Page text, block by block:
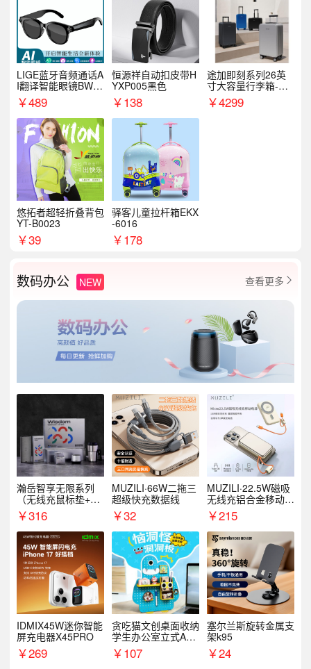
LIGE蓝牙音频通话A
I翻译智能眼镜BWM
89
￥489
恒源祥自动扣皮带H
YXP005黑色
￥138
途加即刻系列26英
寸大容量行李箱-星
云绿/星光绿
￥4299
悠拓者超轻折叠背包
YT-B0023
￥39
驿客儿童拉杆箱EKX
-6016
￥178
数码办公 NEW 查看更多 
瀚岳智享无限系列
（无线充鼠标垫+飞
利浦音响+乐扣咖啡
杯）
￥316
MUZILI·66W二拖三
超级快充数据线
￥32
MUZILI·22.5W磁吸
无线充铝合金移动电
源R118W
￥215
IDMIX45W迷你智能
屏充电器X45PRO
￥269
贪吃猫文创桌面收纳
学生办公室立式A款
置物架洞洞板
￥107
塞尔兰斯旋转金属支
架k95
￥24